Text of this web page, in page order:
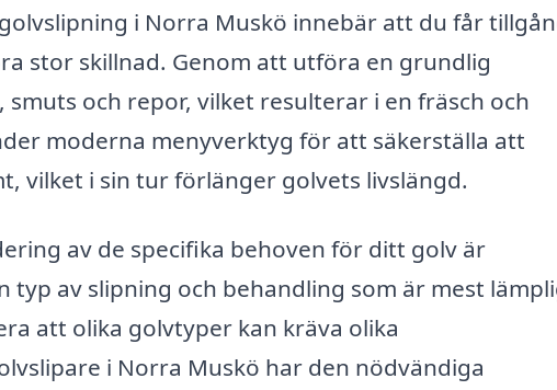
i Norra Muskö innebär att du får
stor skillnad. Genom att utföra en grundlig
och repor, vilket resulterar i en fräsch och
moderna menyverktyg för att säkerställa att
vilket i sin tur förlänger golvets livslängd.
av de specifika behoven för ditt golv är
typ av slipning och behandling som är mest
att olika golvtyper kan kräva olika
i Norra Muskö har den nödvändiga